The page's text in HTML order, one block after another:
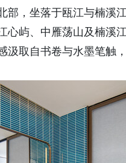
部，坐落于瓯江与楠溪
心屿、中雁荡山及楠溪
汲取自书卷与水墨笔触